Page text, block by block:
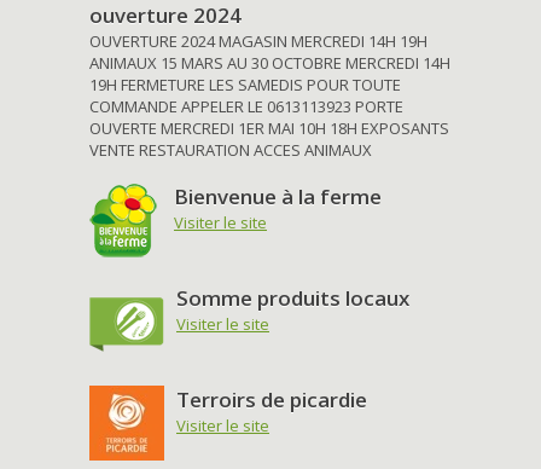
ouverture 2024
OUVERTURE 2024 MAGASIN MERCREDI 14H 19H
ANIMAUX 15 MARS AU 30 OCTOBRE MERCREDI 14H
19H FERMETURE LES SAMEDIS POUR TOUTE
COMMANDE APPELER LE 0613113923 PORTE
OUVERTE MERCREDI 1ER MAI 10H 18H EXPOSANTS
VENTE RESTAURATION ACCES ANIMAUX
Bienvenue à la ferme
Visiter le site
Somme produits locaux
Visiter le site
Terroirs de picardie
Visiter le site